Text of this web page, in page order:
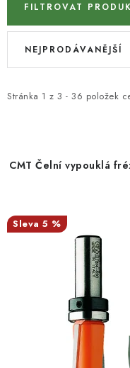
KONTAKTY
Moje objednávka
FILTROVAT
V
i
r
u
k
Stránka 1 z 3 - 36 položek
Ř
e
p
d
u
NEJPRODÁVANĚJŠÍ
CMT Čelní vypouklá
5 %